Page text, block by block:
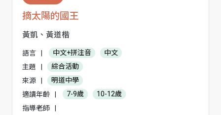
摘太陽的國王
黃凱、黃道楷
語言 | 中文+拼注音
中文
主題
|
綜合活動
來源
|
明道中學
適讀年齡
| 7-9歲
10-12歲
指導老師
|